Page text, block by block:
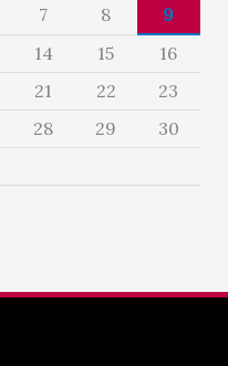
7 8
9
14 15
16
21 22
23
28 29
30